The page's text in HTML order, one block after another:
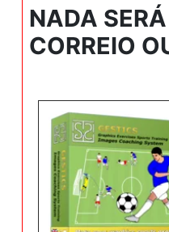
NADA
CORREIO